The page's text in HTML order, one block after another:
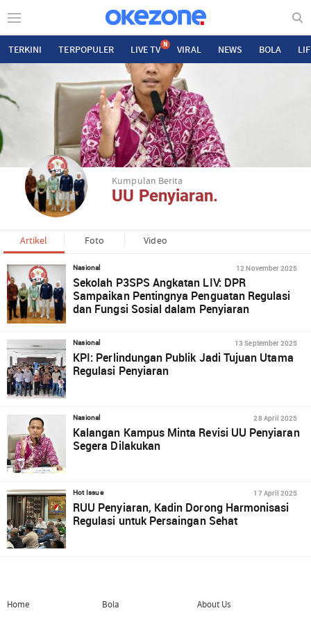
TERKINI TERPOPULER LIVE TV N VIRAL NEWS BOLA
Kumpulan Berita
UU Penyiaran.
Artikel Foto Video
Nasional 12 November 2025
Sekolah P3SPS Angkatan LIV: DPR
Sampaikan Pentingnya Penguatan Regulasi
dan Fungsi Sosial dalam Penyiaran
Nasional 13 September 2025
KPI: Perlindungan Publik Jadi Tujuan Utama
Regulasi Penyiaran
Nasional 28 April 2025
Kalangan Kampus Minta Revisi UU Penyiaran
Segera Dilakukan
Hot Issue 17 April 2025
RUU Penyiaran, Kadin Dorong Harmonisasi
Regulasi untuk Persaingan Sehat
Home
Bola
About Us